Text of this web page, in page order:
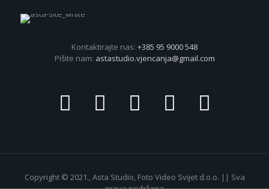
Kontaktirajte nas: +385 95 9000 548
Pišite nam: astastudio.vjencanja@gmail.com
Copyright © 2021., Asta Studio, Foto Video Svijet d.o.o. || Sva